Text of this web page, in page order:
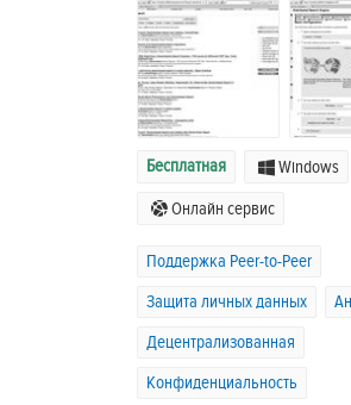
Бесплатная Windows
Онлайн сервис
Поддержка Peer-to-Peer
Защита личных данных
Децентрализованная
Конфиденциальность